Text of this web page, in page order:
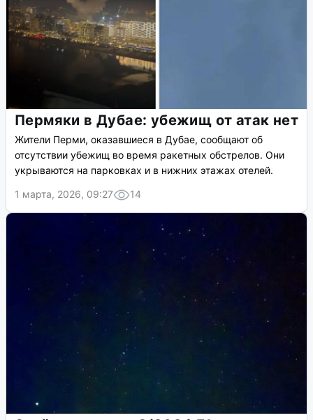
Пермяки в Дубае: убежищ от атак нет
Жители Перми, оказавшиеся в Дубае, сообщают об
отсутствии убежищ во время ракетных обстрелов. Они
укрываются на парковках и в нижних этажах отелей.
1 марта, 2026, 09:27
14